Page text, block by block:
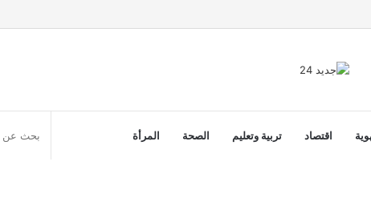
اقتصاد تربية وتعليم الصحة المرأة